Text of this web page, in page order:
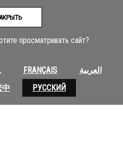
просматривать сайт?
FRANÇAIS
العربية
中 РУССКИЙ